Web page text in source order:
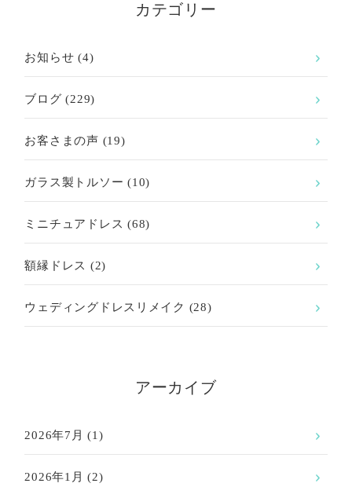
カテゴリー
お知らせ (4)
ブログ (229)
お客さまの声 (19)
ガラス製トルソー (10)
ミニチュアドレス (68)
額縁ドレス (2)
ウェディングドレスリメイク (28)
アーカイブ
2026年7月 (1)
2026年1月 (2)